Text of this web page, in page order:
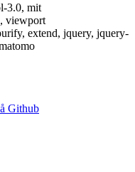
3.0, mit
viewport
extend, jquery, jquery-
Github